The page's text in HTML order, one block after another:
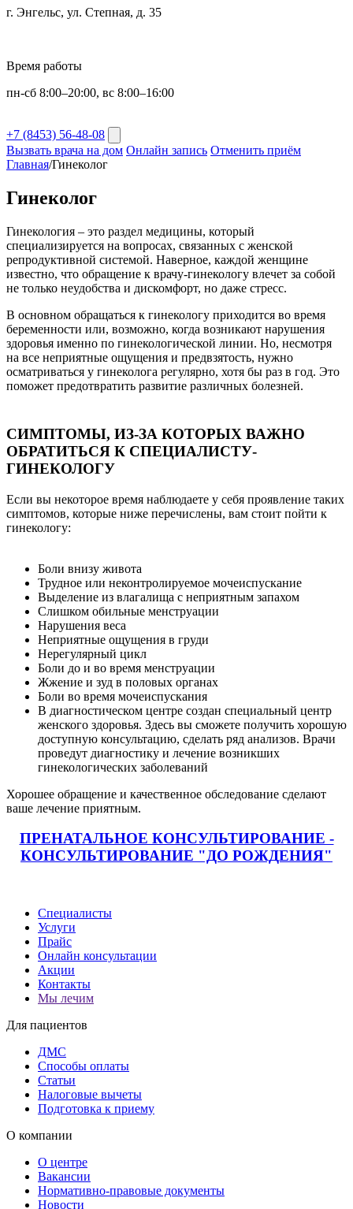
г. Энгельс, ул. Степная, д. 35
Время работы
пн-сб 8:00–20:00, вс 8:00–16:00
+7 (8453) 56-48-08
Вызвать врача на дом Онлайн запись Отменить приём
Главная/Гинеколог
Гинеколог
Гинекология – это раздел медицины, который
специализируется на вопросах, связанных с женской
репродуктивной системой. Наверное, каждой женщине
известно, что обращение к врачу-гинекологу влечет за собой
не только неудобства и дискомфорт, но даже стресс.
В основном обращаться к гинекологу приходится во время
беременности или, возможно, когда возникают нарушения
здоровья именно по гинекологической линии. Но, несмотря
на все неприятные ощущения и предвзятость, нужно
осматриваться у гинеколога регулярно, хотя бы раз в год. Это
поможет предотвратить развитие различных болезней.
СИМПТОМЫ, ИЗ-ЗА КОТОРЫХ ВАЖНО
ОБРАТИТЬСЯ К СПЕЦИАЛИСТУ-
ГИНЕКОЛОГУ
Если вы некоторое время наблюдаете у себя проявление таких
симптомов, которые ниже перечислены, вам стоит пойти к
гинекологу:
Боли внизу живота
Трудное или неконтролируемое мочеиспускание
Выделение из влагалища с неприятным запахом
Слишком обильные менструации
Нарушения веса
Неприятные ощущения в груди
Нерегулярный цикл
Боли до и во время менструации
Жжение и зуд в половых органах
Боли во время мочеиспускания
В диагностическом центре создан специальный центр
женского здоровья. Здесь вы сможете получить хорошую
доступную консультацию, сделать ряд анализов. Врачи
проведут диагностику и лечение возникших
гинекологических заболеваний
Хорошее обращение и качественное обследование сделают
ваше лечение приятным.
ПРЕНАТАЛЬНОЕ КОНСУЛЬТИРОВАНИЕ -
КОНСУЛЬТИРОВАНИЕ "ДО РОЖДЕНИЯ"
Специалисты
Услуги
Прайс
Онлайн консультации
Акции
Контакты
Мы лечим
Для пациентов
ДМС
Способы оплаты
Статьи
Налоговые вычеты
Подготовка к приему
О компании
О центре
Вакансии
Нормативно-правовые документы
Новости